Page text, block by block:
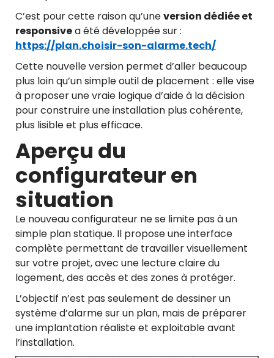
C’est pour cette raison qu’uneversion dédiée et
responsivea été développée sur :
https://plan.choisir-son-alarme.tech/
Cette nouvelle version permet d’aller beaucoup
plus loin qu’un simple outil de placement : elle vise
à proposer une vraie logique d’aide à la décision
pour construire une installation plus cohérente,
plus lisible et plus efficace.
Aperçu du
configurateur en
situation
Le nouveau configurateur ne se limite pas à un
simple plan statique. Il propose une interface
complète permettant de travailler visuellement
sur votre projet, avec une lecture claire du
logement, des accès et des zones à protéger.
L’objectif n’est pas seulement de dessiner un
système d’alarme sur un plan, mais de préparer
une implantation réaliste et exploitable avant
l’installation.